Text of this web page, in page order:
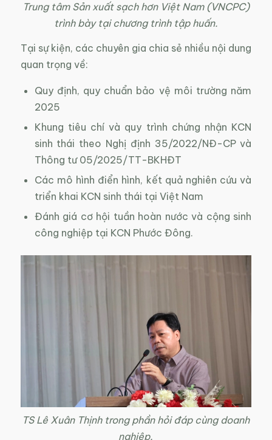
Trung tâm Sản xuất sạch hơn Việt Nam (VNCPC)
trình bày tại chương trình tập huấn.
Tại sự kiện, các chuyên gia chia sẻ nhiều nội dung
quan trọng về:
Quy định, quy chuẩn bảo vệ môi trường năm
2025
Khung tiêu chí và quy trình chứng nhận KCN
sinh thái theo Nghị định 35/2022/NĐ-CP và
Thông tư 05/2025/TT-BKHĐT
Các mô hình điển hình, kết quả nghiên cứu và
triển khai KCN sinh thái tại Việt Nam
Đánh giá cơ hội tuần hoàn nước và cộng sinh
công nghiệp tại KCN Phước Đông.
TS Lê Xuân Thịnh trong phần hỏi đáp cùng doanh
nghiệp.